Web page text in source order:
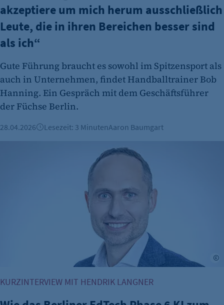
akzeptiere um mich herum ausschließlich
Leute, die in ihren Bereichen besser sind
als ich“
Gute Führung braucht es sowohl im Spitzensport als
auch in Unternehmen, findet Handballtrainer Bob
Hanning. Ein Gespräch mit dem Geschäftsführer
der Füchse Berlin.
28.04.2026 Lesezeit: 3 MinutenAaron Baumgart
Wie das Berliner EdTech Phase 6 KI zum Sprachenlernen
KURZINTERVIEW MIT HENDRIK LANGNER